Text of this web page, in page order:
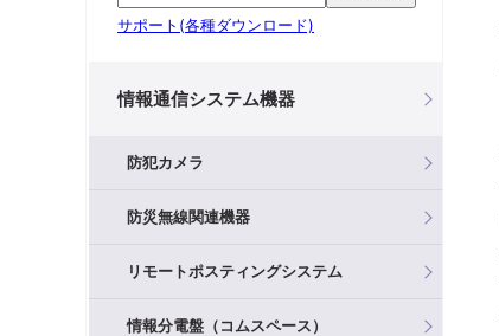
サポート(各種ダウンロード)
情報通信システム機器
防犯カメラ
防災無線関連機器
リモートポスティングシステム
情報分電盤（コムスペース）